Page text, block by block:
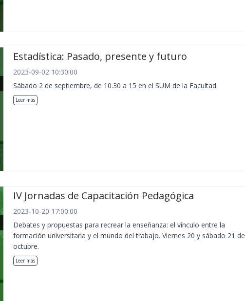
Estadística: Pasado, presente y futuro
2023-09-02 10:30:00
Sábado 2 de septiembre, de 10.30 a 15 en el SUM de la Facultad.
Leer más
IV Jornadas de Capacitación Pedagógica
2023-10-20 17:00:00
Debates y propuestas para recrear la enseñanza: el vínculo entre la
formación universitaria y el mundo del trabajo. Viernes 20 y sábado 21 de
octubre.
Leer más